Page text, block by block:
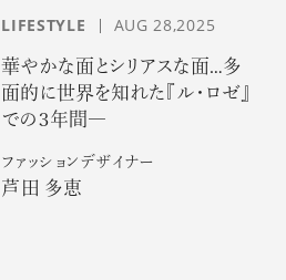
LIFESTYLE AUG 28,2025
華やかな面とシリアスな面…多
面的に世界を知れた『ル・ロゼ』
での３年間―
ファッションデザイナー
芦田 多恵